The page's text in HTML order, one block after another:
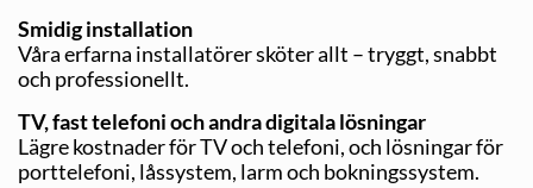
Smidig installation
Våra erfarna installatörer sköter allt – tryggt, snabbt
och professionellt.
TV, fast telefoni och andra digitala lösningar
Lägre kostnader för TV och telefoni, och lösningar för
porttelefoni, låssystem, larm och bokningssystem.